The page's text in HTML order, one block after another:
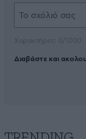
Διαβάστε και